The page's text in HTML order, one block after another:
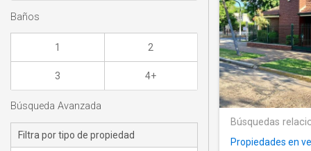
Búsquedas
Propiedades en
Baños
1 2
3 4+
Búsqueda Avanzada
Filtra por tipo de propiedad